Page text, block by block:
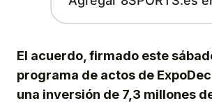
El acuerdo, firmado este
programa de actos de
una inversión de 7,3 millones